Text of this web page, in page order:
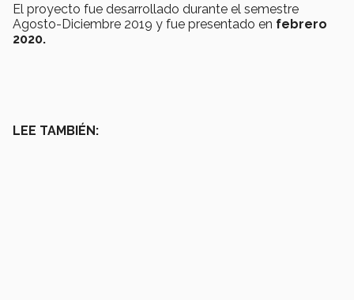
El proyecto fue desarrollado durante el semestre
Agosto-Diciembre 2019 y fue presentado en febrero
2020.
LEE TAMBIÉN: